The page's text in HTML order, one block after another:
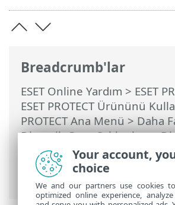
Breadcrumb'lar
ESET Online Yardım > ESET
ESET PROTECT Ürününü
PROTECT Ana Menü > Daha
Dinamik Grup Şablonları>
şablonu - örnekler> Dinamik
sunucu güvenlik
yüklendi ama etkinleştirilmedi
Your account,
choice
We and our partners use cookies
optimized online experience,